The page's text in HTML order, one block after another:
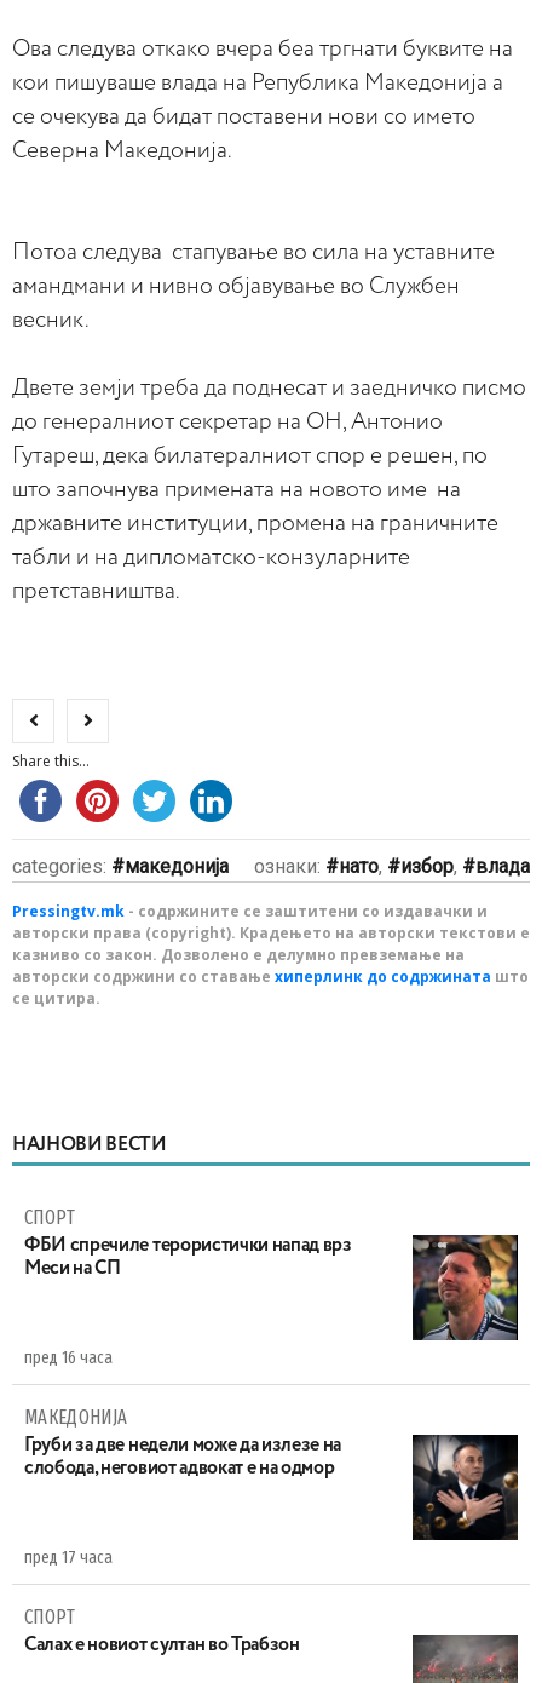
Ова следува откако вчера беа тргнати буквите на
кои пишуваше влада на Република Македонија а
се очекува да бидат поставени нови со името
Северна Македонија.
Потоа следува стапување во сила на уставните
амандмани и нивно објавување во Службен
весник.
Двете земји треба да поднесат и заедничко писмо
до генералниот секретар на ОН, Антонио
Гутареш, дека билатералниот спор е решен, по
што започнува примената на новото име на
државните институции, промена на граничните
табли и на дипломатско-конзуларните
претставништва.
Share this...
categories: македонија ознаки: нато, избор, влада
Pressingtv.mk - содржините се заштитени со издавачки и
авторски права (copyright). Крадењето на авторски текстови е
казниво со закон. Дозволено е делумно превземање на
авторски содржини со ставање хиперлинк до содржината што
се цитира.
НАЈНОВИ ВЕСТИ
СПОРТ
ФБИ спречиле терористички напад врз
Меси на СП
пред 16 часа
МАКЕДОНИЈА
Груби за две недели може да излезе на
слобода, неговиот адвокат е на одмор
пред 17 часа
СПОРТ
Салах е новиот султан во Трабзон